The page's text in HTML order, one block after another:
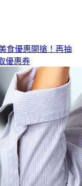
食優惠開搶！再抽
優惠券